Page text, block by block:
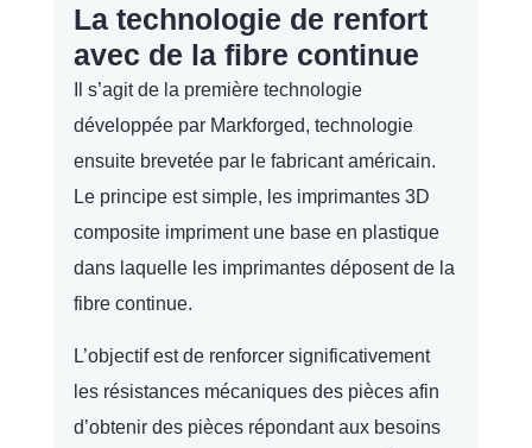
La technologie de renfort
avec de la fibre continue
Il s’agit de la première technologie
développée par Markforged, technologie
ensuite brevetée par le fabricant américain.
Le principe est simple, les imprimantes 3D
composite impriment une base en plastique
dans laquelle les imprimantes déposent de la
fibre continue.
L’objectif est de renforcer significativement
les résistances mécaniques des pièces afin
d’obtenir des pièces répondant aux besoins